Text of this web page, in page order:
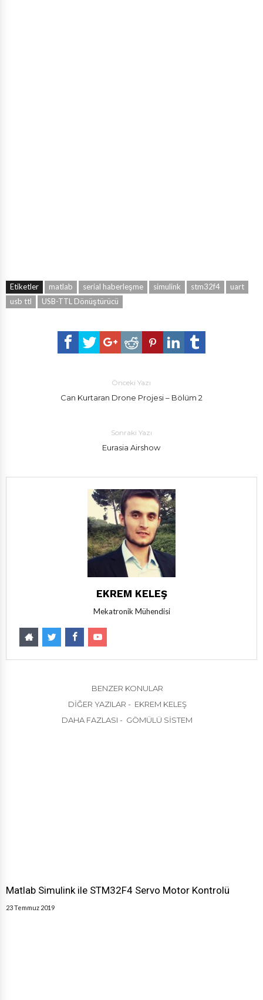
Etiketler matlab serial haberleşme simulink stm32f4
uart
usb ttl
USB-TTL Dönüştürücü
Önceki Yazı
Can Kurtaran Drone Projesi – Bölüm 2
Sonraki Yazı
Eurasia Airshow
EKREM KELEŞ
Mekatronik Mühendisi
BENZER KONULAR
DIĞER YAZILAR - EKREM KELEŞ
DAHA FAZLASI - GÖMÜLÜ SISTEM
Matlab Simulink ile STM32F4 Servo Motor Kontrolü
23 Temmuz 2019